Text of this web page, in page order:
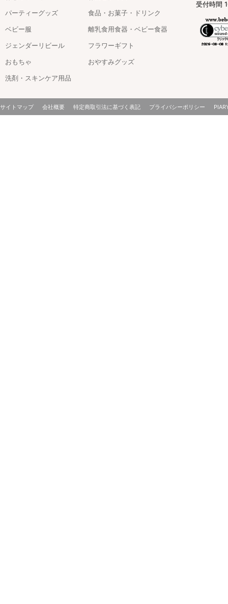
パーティーグッズ
食品・お菓子・ドリンク
ベビー服
離乳食用食器・ベビー食器
ジェンダーリビール
フラワーギフト
おもちゃ
おやすみグッズ
洗剤・スキンケア用品
受付時間
サイトマップ 会社概要 特定商取引法に基づく表記 プライバシーポリシー